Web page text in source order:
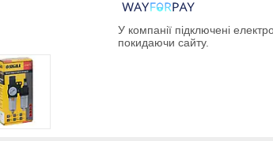
У компанії підключені
покидаючи сайту.